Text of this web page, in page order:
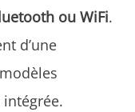
ou WiFi.
d’une